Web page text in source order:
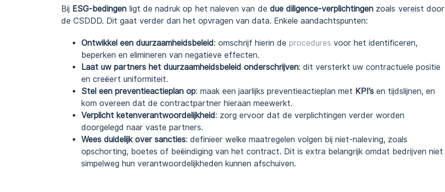
Bij ESG-bedingen ligt de nadruk op het naleven van de due diligence-verplichtingen zoals vereist door
de CSDDD. Dit gaat verder dan het opvragen van data. Enkele aandachtspunten:
Ontwikkel een duurzaamheidsbeleid: omschrijf hierin de procedures voor het identificeren,
beperken en elimineren van negatieve effecten.
Laat uw partners het duurzaamheidsbeleid onderschrijven: dit versterkt uw contractuele positie
en creëert uniformiteit.
Stel een preventieactieplan op: maak een jaarlijks preventieactieplan met KPI’s en tijdslijnen, en
kom overeen dat de contractpartner hieraan meewerkt.
Verplicht ketenverantwoordelijkheid: zorg ervoor dat de verplichtingen verder worden
doorgelegd naar vaste partners.
Wees duidelijk over sancties: definieer welke maatregelen volgen bij niet-naleving, zoals
opschorting, boetes of beëindiging van het contract. Dit is extra belangrijk omdat bedrijven niet
simpelweg hun verantwoordelijkheden kunnen afschuiven.